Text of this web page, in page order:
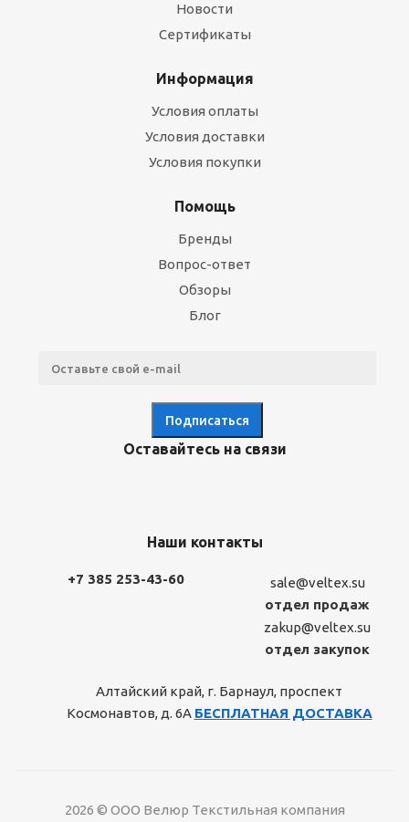
Новости
Сертификаты
Информация
Условия оплаты
Условия доставки
Условия покупки
Помощь
Бренды
Вопрос-ответ
Обзоры
Блог
Оставайтесь на связи
Наши контакты
+7 385 253-43-60
sale@veltex.su
отдел продаж
zakup@veltex.su
отдел закупок
Алтайский край, г. Барнаул, проспект
Космонавтов, д. 6А БЕСПЛАТНАЯ ДОСТАВКА
2026 © ООО Велюр Текстильная компания